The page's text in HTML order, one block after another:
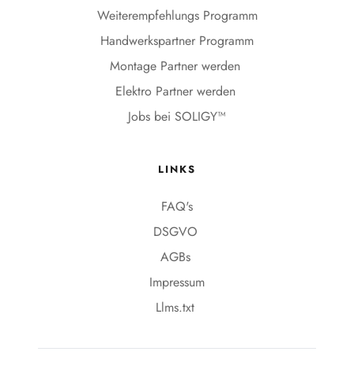
Weiterempfehlungs Programm
Handwerkspartner Programm
Montage Partner werden
Elektro Partner werden
Jobs bei SOLIGY™
LINKS
FAQ's
DSGVO
AGBs
Impressum
Llms.txt